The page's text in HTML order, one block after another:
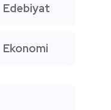
Edebiyat
Ekonomi